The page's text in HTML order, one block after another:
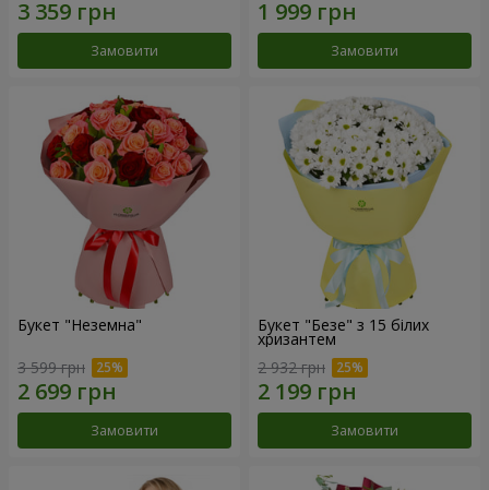
Замовити Замовити
Букет "Неземна"
3 599 грн
Замовити
Букет "Безе" з 15 білих
хризантем
2 932 грн
Замовити